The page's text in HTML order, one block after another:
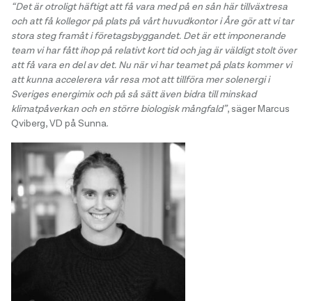
“Det är otroligt häftigt att få vara med på en sån här tillväxtresa
och att få kollegor på plats på vårt huvudkontor i Åre gör att vi tar
stora steg framåt i företagsbyggandet. Det är ett imponerande
team vi har fått ihop på relativt kort tid och jag är väldigt stolt över
att få vara en del av det. Nu när vi har teamet på plats kommer vi
att kunna accelerera vår resa mot att tillföra mer solenergi i
Sveriges energimix och på så sätt även bidra till minskad
klimatpåverkan och en större biologisk mångfald”, säger Marcus
Qviberg, VD på Sunna.